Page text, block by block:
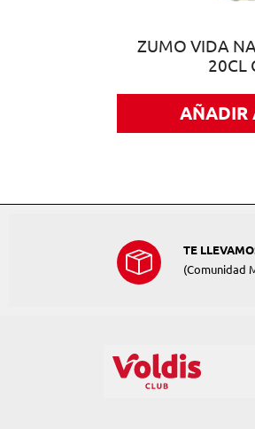
ZUMO VIDA
20CL
AÑADIR
TE
(Comunidad